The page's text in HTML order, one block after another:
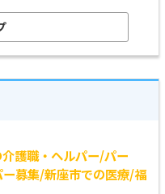
護職・ヘルパー/パー
募集/新座市での医療/福